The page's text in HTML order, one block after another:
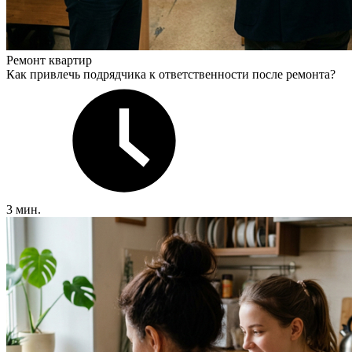
Ремонт квартир
Как привлечь подрядчика к ответственности после ремонта?
3 мин.